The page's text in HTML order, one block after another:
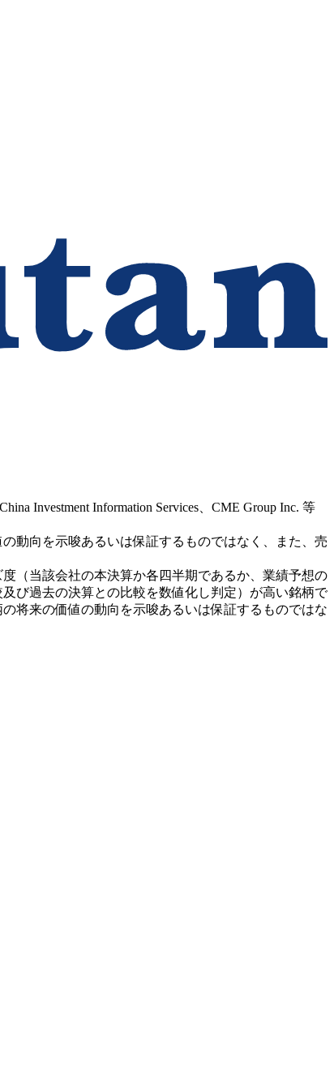
Investment Information Services、CME Group Inc. 等
動向を示唆あるいは保証するものではなく、また、売
（当該会社の本決算か各四半期であるか、業績予想の
び過去の決算との比較を数値化し判定）が高い銘柄で
将来の価値の動向を示唆あるいは保証するものではな